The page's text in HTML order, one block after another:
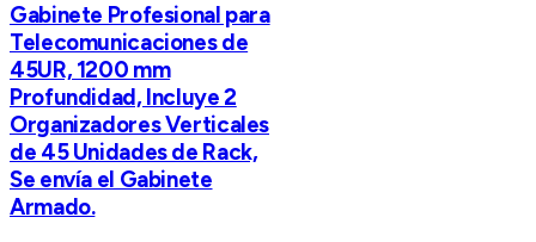
Gabinete Profesional para
Telecomunicaciones de
45UR, 1200 mm
Profundidad, Incluye 2
Organizadores Verticales
de 45 Unidades de Rack,
Se envía el Gabinete
Armado.